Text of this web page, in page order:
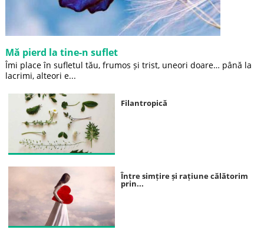
Mă pierd la tine-n suflet
Îmi place în sufletul tău, frumos și trist, uneori doare… până la
lacrimi, alteori e...
Filantropică
Între simțire și rațiune călătorim
prin...